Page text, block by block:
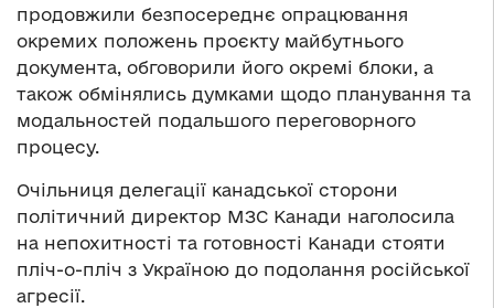
продовжили безпосереднє опрацювання
окремих положень проєкту майбутнього
документа, обговорили його окремі блоки, а
також обмінялись думками щодо планування та
модальностей подальшого переговорного
процесу.
Очільниця делегації канадської сторони
політичний директор МЗС Канади наголосила
на непохитності та готовності Канади стояти
пліч-о-пліч з Україною до подолання російської
агресії.